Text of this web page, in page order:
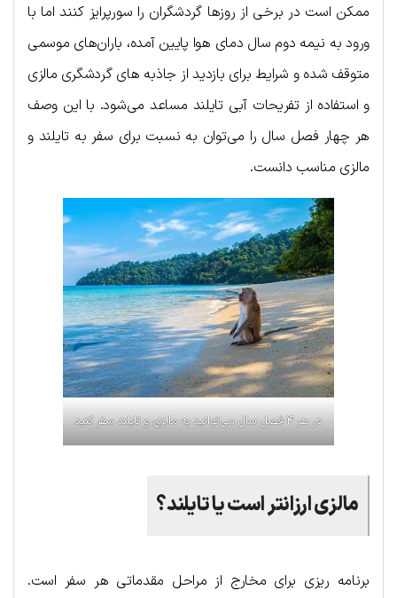
ممکن است در برخی از روزها گردشگران را سورپرایز کنند اما با
ورود به نیمه دوم سال دمای هوا پایین آمده، باران‌های موسمی
متوقف شده و شرایط برای بازدید از جاذبه های گردشگری مالزی
و استفاده از تفریحات آبی تایلند مساعد می‌شود. با این وصف
هر چهار فصل سال را می‌توان به نسبت برای سفر به تایلند و
مالزی مناسب دانست.
در هر ۴ فصل سال می‌توانید به مالزی و تایلند سفر کنید
مالزی ارزانتر است یا تایلند؟
برنامه ریزی برای مخارج از مراحل مقدماتی هر سفر است.